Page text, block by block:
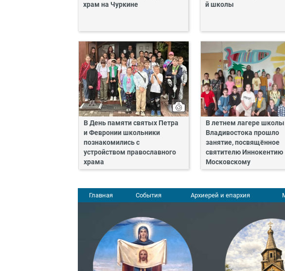
храм на Чуркине
й школы
В День памяти святых Петра
и Февронии школьники
познакомились с
устройством православного
храма
В летнем лагере
Владивостока прошло
занятие, посвящённое
святителю Иннокентию
Московскому
Главная События Архиерей и епархия